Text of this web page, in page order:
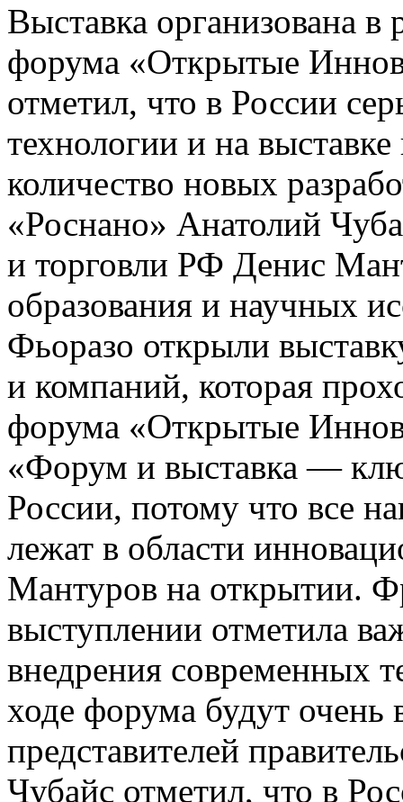
Выставка организована
форума «Открытые
отметил, что в России
технологии и на
количество новых
«Роснано» Анатолий
и торговли РФ Денис
образования и научных
Фьоразо открыли
и компаний, которая
форума «Открытые
«Форум и выставка —
России, потому что все
лежат в области
Мантуров на открытии.
выступлении отметила
внедрения современных
ходе форума будут
представителей
Чубайс отметил, что в